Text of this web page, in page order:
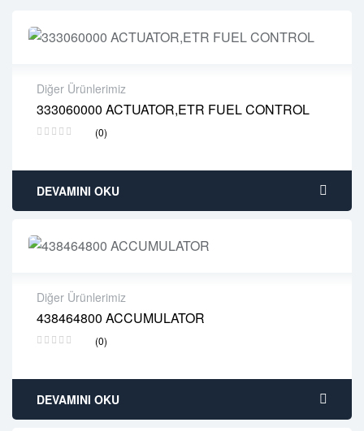
Diğer Ürünlerimiz
333060000 ACTUATOR,ETR FUEL CONTROL
(0)
2 years warranty
Delivery time: 1-2 business days
DEVAMINI OKU
Diğer Ürünlerimiz
438464800 ACCUMULATOR
(0)
2 years warranty
Delivery time: 1-2 business days
DEVAMINI OKU